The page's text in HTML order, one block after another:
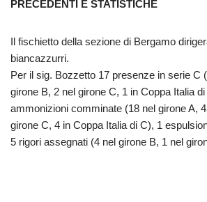
PRECEDENTI E STATISTICHE
Il fischietto della sezione di Bergamo
biancazzurri.
Per il sig. Bozzetto 17 presenze in serie C
girone B, 2 nel girone C, 1 in Coppa Italia
ammonizioni comminate (18 nel girone A,
girone C, 4 in Coppa Italia di C), 1
5 rigori assegnati (4 nel girone B, 1 nel